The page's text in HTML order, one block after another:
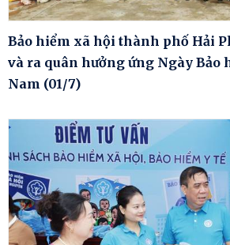
Bảo hiểm xã hội thành phố Hải
và ra quân hưởng ứng Ngày Bảo
Nam (01/7)